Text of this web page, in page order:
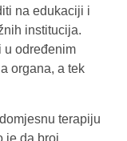
na edukaciji i
institucija.
u određenim
organa, a tek
terapiju
je da broj